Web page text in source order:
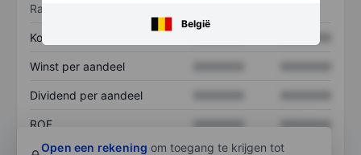
België
Ratio's
Koers/omzetratio
Winst per aandeel
Dividend per aandeel
ROE XXXXXXX
XXXXXXX
Open een rekening om toegang te krijgen tot